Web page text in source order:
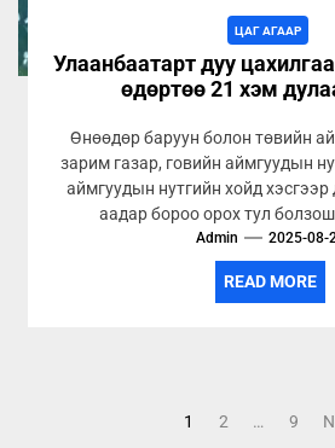
ЦАГ АГААР
Улаанбаатарт дуу
өдөртөө 21 хэм
Өнөөдөр баруун болон төвийн
зарим газар, говийн аймгуудын
аймгуудын нутгийн хойд хэсгээр
аадар бороо орох тул
Admin 2025-08-
READ MORE
1 2 … 9